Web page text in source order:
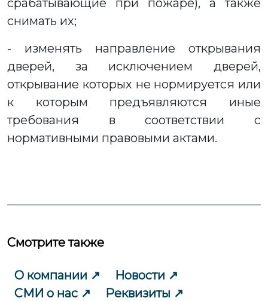
срабатывающие при пожаре), а также
снимать их;
- изменять направление открывания
дверей, за исключением дверей,
открывание которых не нормируется или
к которым предъявляются иные
требования в соответствии с
нормативными правовыми актами.
Смотрите также
О компании
Новости
СМИ о нас
Реквизиты